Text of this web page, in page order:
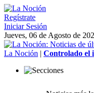
Regístrate
Iniciar Sesión
Jueves, 06 de Agosto de
La Noción | Controlado el